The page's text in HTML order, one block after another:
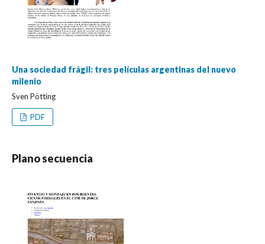
Una sociedad frágil: tres películas argentinas del nuevo
milenio
Sven Pötting
PDF
Plano secuencia